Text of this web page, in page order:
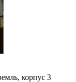
корпус 3